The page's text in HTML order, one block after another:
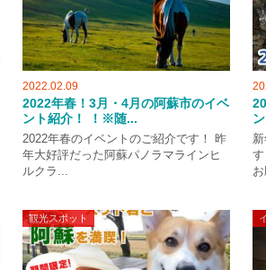
2022.02.09
2022年春！3月・4月の阿蘇市のイベ
ント紹介！ ！※随...
2022年春のイベントのご紹介です！ 昨
年大好評だった阿蘇パノラマラインヒ
ルクラ...
観光スポット